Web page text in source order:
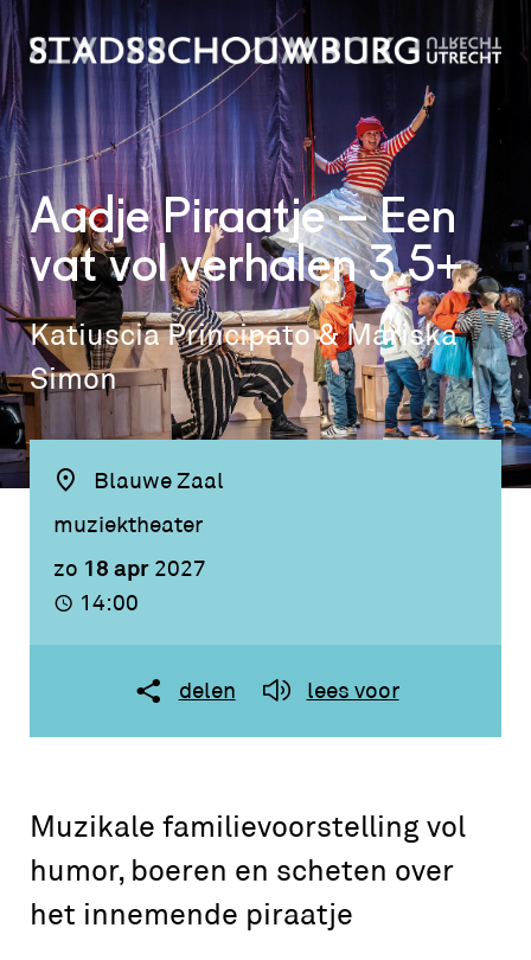
Aadje Piraatje – Een
vat vol verhalen 3,5+
Katiuscia Principato & Mariska
Simon
Blauwe Zaal
muziektheater
zo 18 apr 2027
14:00
delen lees voor
Muzikale familievoorstelling vol
humor, boeren en scheten over
het innemende piraatje